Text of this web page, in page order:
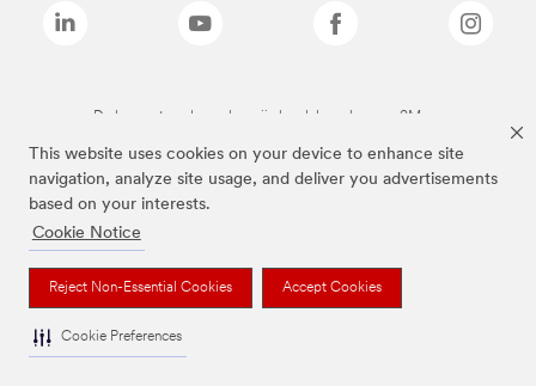
This website uses cookies on your device to enhance site
navigation, analyze site usage, and deliver you advertisements
based on your interests.
Cookie Notice
Reject Non-Essential Cookies Accept Cookies
Cookie Preferences
De bovenstaande merken zijn handelsmerken van 3M.we